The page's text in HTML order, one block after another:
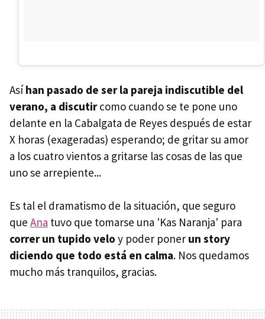
Asíhan pasado de ser la pareja indiscutible del
verano, a discutircomo cuando se te pone uno
delante en la Cabalgata de Reyes después de estar
X horas (exageradas) esperando; de gritar su amor
a los cuatro vientos a gritarse las cosas de las que
uno se arrepiente...
Es tal el dramatismo de la situación, que seguro
que Ana tuvo que tomarse una 'Kas Naranja' para
correr un tupido velo y poder poner un story
diciendo que todo está en calma. Nos quedamos
mucho más tranquilos, gracias.